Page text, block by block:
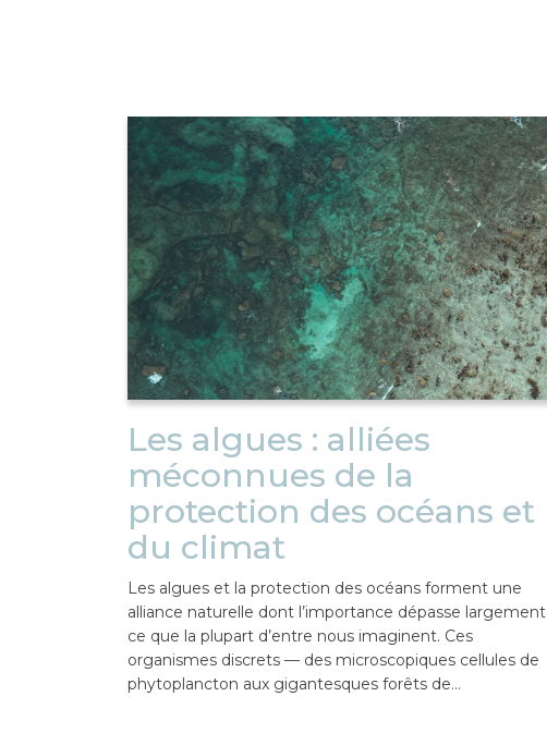
Les algues : alliées
méconnues de la
protection des océans et
du climat
Les algues et la protection des océans forment une
alliance naturelle dont l’importance dépasse largement
ce que la plupart d’entre nous imaginent. Ces
organismes discrets — des microscopiques cellules de
phytoplancton aux gigantesques forêts de…